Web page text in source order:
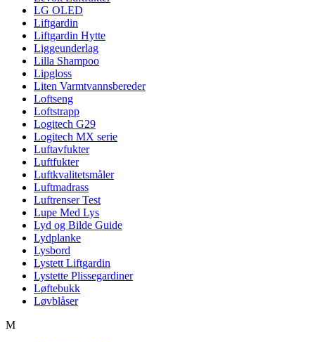
LG OLED
Liftgardin
Liftgardin Hytte
Liggeunderlag
Lilla Shampoo
Lipgloss
Liten Varmtvannsbereder
Loftseng
Loftstrapp
Logitech G29
Logitech MX serie
Luftavfukter
Luftfukter
Luftkvalitetsmåler
Luftmadrass
Luftrenser Test
Lupe Med Lys
Lyd og Bilde Guide
Lydplanke
Lysbord
Lystett Liftgardin
Lystette Plissegardiner
Løftebukk
Løvblåser
M